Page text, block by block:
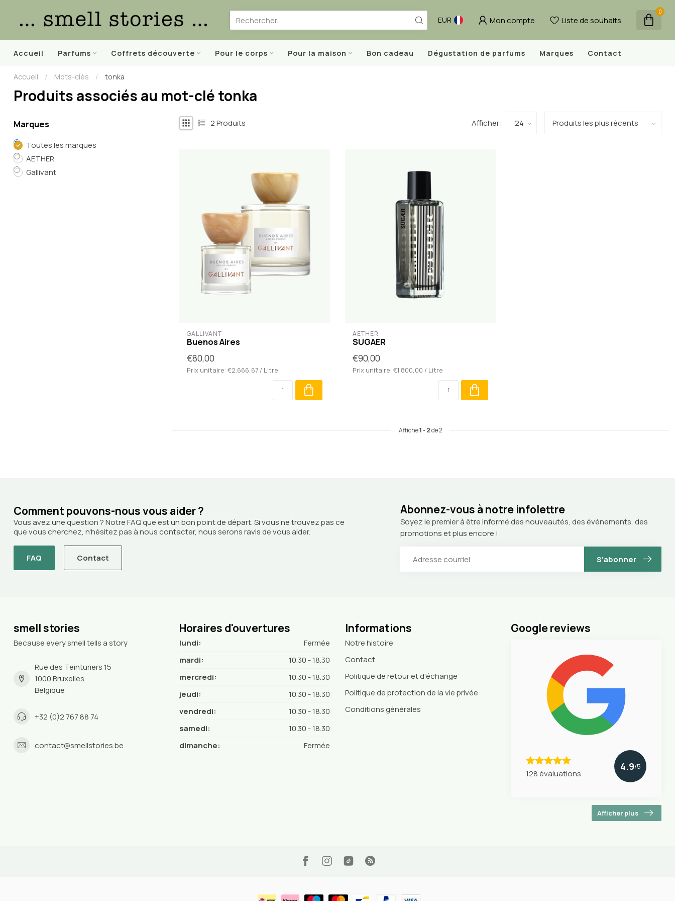
EUR Mon compte Liste de souhaits
0
Accueil Parfums Coffrets découverte Pour le corps Pour la maison Bon cadeau Dégustation de parfums Marques Contact
Accueil / Mots-clés / tonka
Produits associés au mot-clé tonka
Marques
Toutes les marques
AETHER
Gallivant
2Produits Afficher:
GALLIVANT
Buenos Aires
€80,00
Prix unitaire: €2.666,67 / Litre
AETHER
SUGAER
€90,00
Prix unitaire: €1.800,00 / Litre
Affiche1-2de 2
Comment pouvons-nous vous aider ?
Vous avez une question ? Notre FAQ que est un bon point de départ. Si vous ne trouvez pas ce
que vous cherchez, n'hésitez pas à nous contacter, nous serons ravis de vous aider.
FAQ Contact
Abonnez-vous à notre infolettre
Soyez le premier à être informé des nouveautés, des événements, des
promotions et plus encore !
S'abonner
smell stories
Because every smell tells a story
Rue des Teinturiers 15
1000 Bruxelles
Belgique
+32 (0)2 767 88 74
contact@smellstories.be
Horaires d'ouvertures
lundi:
Fermée
mardi:
10.30 - 18.30
mercredi:
10.30 - 18.30
jeudi:
10.30 - 18.30
vendredi:
10.30 - 18.30
samedi:
10.30 - 18.30
dimanche:
Fermée
Informations
Notre histoire
Contact
Politique de retour et d'échange
Politique de protection de la vie privée
Conditions générales
Google reviews
128 évaluations
4.9/5
Afficher plus